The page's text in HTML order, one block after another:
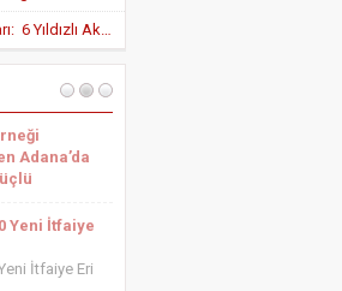
Avantajlar
DR. YUSUF
Adana Ticaret Odası’ndan Tarihi Başarı: 6 Yıldızlı Akreditasyon Gururu!
Adana’da
Çukurova
Hakları
Yeni İtfaiye
İtfaiye Eri